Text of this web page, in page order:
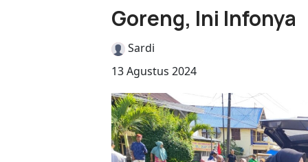
Goreng, Ini Infonya
Sardi
13 Agustus 2024